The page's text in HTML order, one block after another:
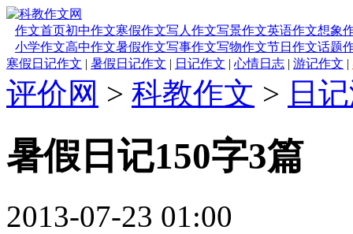
作文首页初中作文寒假作文写人作文写景作文英语作文想象
小学作文高中作文暑假作文写事作文写物作文节日作文话题
寒假日记作文 | 暑假日记作文 | 日记作文 | 心情日志 | 游记作文 |
评价网 > 科教作文 > 日
暑假日记150字3篇
2013-07-23 01:00